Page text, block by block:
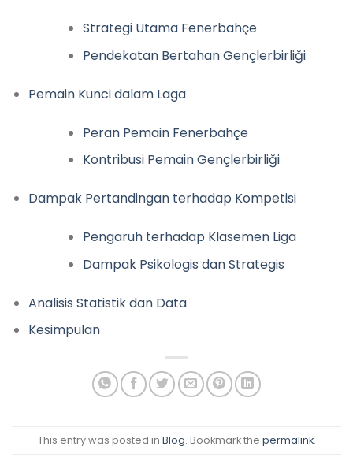
Strategi Utama Fenerbahçe
Pendekatan Bertahan Gençlerbirliği
Pemain Kunci dalam Laga
Peran Pemain Fenerbahçe
Kontribusi Pemain Gençlerbirliği
Dampak Pertandingan terhadap Kompetisi
Pengaruh terhadap Klasemen Liga
Dampak Psikologis dan Strategis
Analisis Statistik dan Data
Kesimpulan
This entry was posted in Blog. Bookmark the permalink.